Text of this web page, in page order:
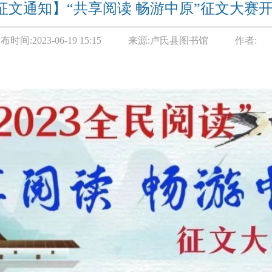
文通知】“共享阅读 畅游中原”征文大赛
时间:2023-06-19 15:15 来源:卢氏县图书馆 作者: